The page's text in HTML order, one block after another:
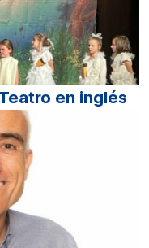
en inglés